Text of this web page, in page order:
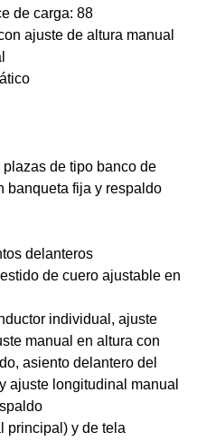
de carga: 88
ajuste de altura manual
de tipo banco de
banqueta fija y respaldo
delanteros
de cuero ajustable en
individual, ajuste
manual en altura con
asiento delantero del
ajuste longitudinal manual
principal) y de tela